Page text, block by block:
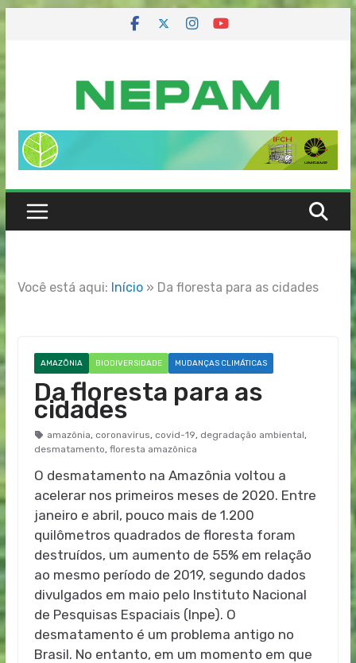
Você está aqui: Início» Da floresta para as cidades
AMAZÔNIA BIODIVERSIDADE MUDANÇAS CLIMÁTICAS
Da floresta para as
cidades
amazônia, coronavirus, covid-19, degradação ambiental,
desmatamento, floresta amazônica
O desmatamento na Amazônia voltou a
acelerar nos primeiros meses de 2020. Entre
janeiro e abril, pouco mais de 1.200
quilômetros quadrados de floresta foram
destruídos, um aumento de 55% em relação
ao mesmo período de 2019, segundo dados
divulgados em maio pelo Instituto Nacional
de Pesquisas Espaciais (Inpe). O
desmatamento é um problema antigo no
Brasil. No entanto, em um momento em que